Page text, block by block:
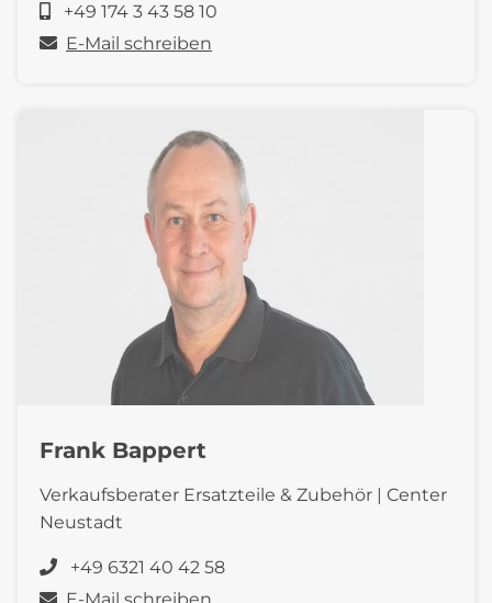
+49 174 3 43 58 10
E-Mail schreiben
Frank Bappert
Verkaufsberater Ersatzteile & Zubehör | Center
Neustadt
+49 6321 40 42 58